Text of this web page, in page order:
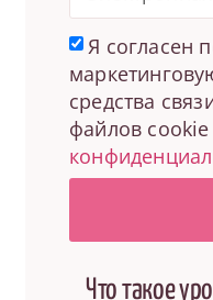
Я согласен
средства
файлов cookie
Что такое